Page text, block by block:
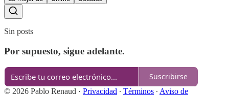
Sin posts
Por supuesto, sigue adelante.
Suscribirse
© 2026 Pablo Renaud · Privacidad ∙ Términos ∙ Aviso de